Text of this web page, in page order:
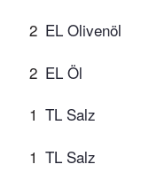
2 EL Olivenöl
2 EL Öl
1 TL Salz
1 TL Salz